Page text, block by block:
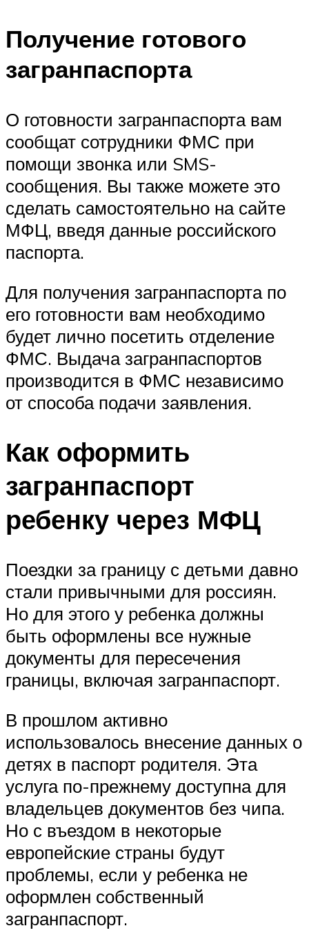
Получение готового
загранпаспорта
О готовности загранпаспорта вам
сообщат сотрудники ФМС при
помощи звонка или SMS-
сообщения. Вы также можете это
сделать самостоятельно на сайте
МФЦ, введя данные российского
паспорта.
Для получения загранпаспорта по
его готовности вам необходимо
будет лично посетить отделение
ФМС. Выдача загранпаспортов
производится в ФМС независимо
от способа подачи заявления.
Как оформить
загранпаспорт
ребенку через МФЦ
Поездки за границу с детьми давно
стали привычными для россиян.
Но для этого у ребенка должны
быть оформлены все нужные
документы для пересечения
границы, включая загранпаспорт.
В прошлом активно
использовалось внесение данных о
детях в паспорт родителя. Эта
услуга по-прежнему доступна для
владельцев документов без чипа.
Но с въездом в некоторые
европейские страны будут
проблемы, если у ребенка не
оформлен собственный
загранпаспорт.